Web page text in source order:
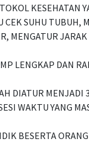
KESEHATAN
CEK SUHU TUBUH,
MENGATUR JARAK
LENGKAP DAN
DIATUR MENJADI
WAKTU YANG
BESERTA